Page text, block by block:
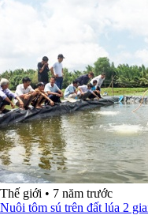
Thế giới • 7 năm trước
Nuôi tôm sú trên đất lúa 2